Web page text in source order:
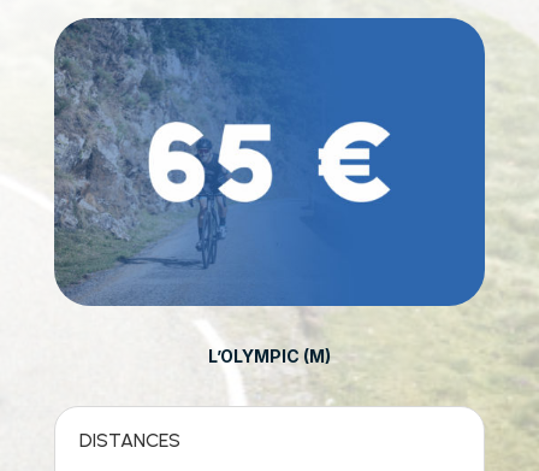
L’OLYMPIC (M)
DISTANCES